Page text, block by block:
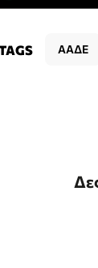
ΑΑΔΕ